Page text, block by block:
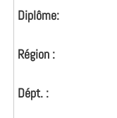
Diplôme:
Région :
Dépt. :